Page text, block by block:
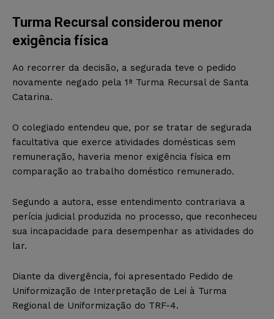
Turma Recursal considerou menor
exigência física
Ao recorrer da decisão, a segurada teve o pedido
novamente negado pela 1ª Turma Recursal de Santa
Catarina.
O colegiado entendeu que, por se tratar de segurada
facultativa que exerce atividades domésticas sem
remuneração, haveria menor exigência física em
comparação ao trabalho doméstico remunerado.
Segundo a autora, esse entendimento contrariava a
perícia judicial produzida no processo, que reconheceu
sua incapacidade para desempenhar as atividades do
lar.
Diante da divergência, foi apresentado Pedido de
Uniformização de Interpretação de Lei à Turma
Regional de Uniformização do TRF-4.